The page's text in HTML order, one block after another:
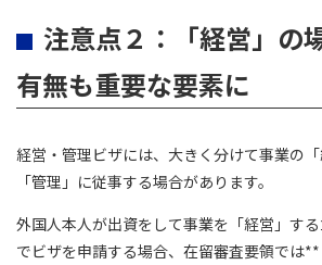
注意点２：「経営」の
有無も重要な要素に
経営・管理ビザには、大きく分けて事業の
「管理」に従事する場合があります。
外国人本人が出資をして事業を「経営」する
でビザを申請する場合、在留審査要領では